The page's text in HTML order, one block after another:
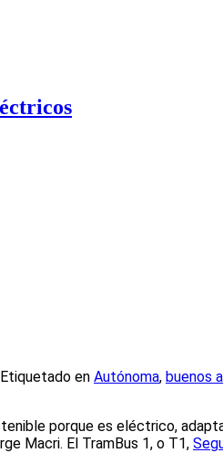
Etiquetado en Autónoma, buenos
porque es eléctrico,
Macri. El TramBus 1, o T1,